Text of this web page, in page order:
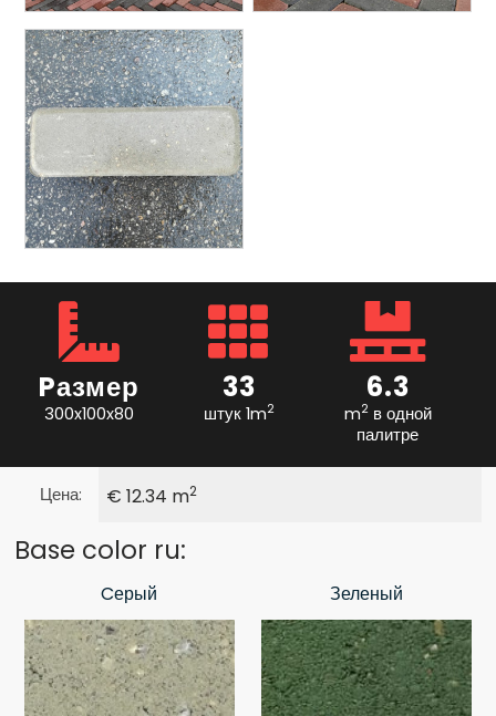
Pазмер
300x100x80
33
штук 1m2
6.3
m2в одной
палитре
€ 12.34 m2
Цена:
Base color ru:
Cерый Зеленый